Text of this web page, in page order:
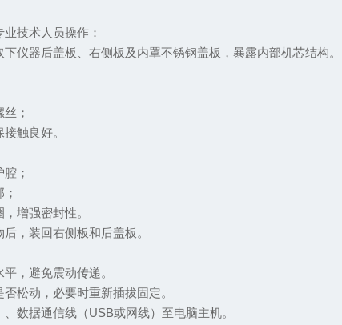
业技术人员操作：
仪器后盖板、右侧板及内罩不锈钢盖板，暴露内部机芯结构。
丝；
接触良好。
腔；
；
，增强密封性。
，装回右侧板和后盖板。
平，避免震动传递。
松动，必要时重新插拔固定。
数据通信线（USB或网线）至电脑主机。